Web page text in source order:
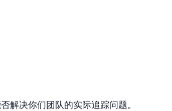
解决你们团队的实际追踪问题。